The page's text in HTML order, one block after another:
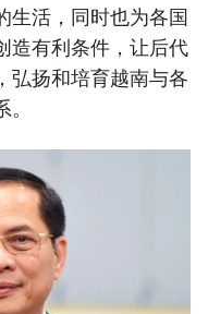
生活，同时也为各国
造有利条件，让后代
弘扬和培育越南与各